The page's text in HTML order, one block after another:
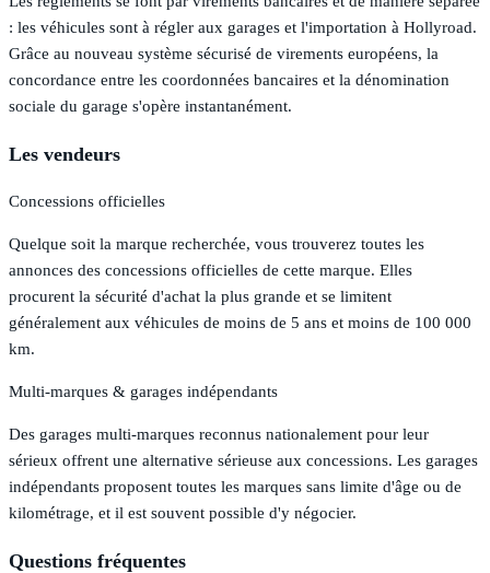
: les véhicules sont à régler aux garages et l'importation à Hollyroad.
Grâce au nouveau système sécurisé de virements européens, la
concordance entre les coordonnées bancaires et la dénomination
sociale du garage s'opère instantanément.
Les vendeurs
Concessions officielles
Quelque soit la marque recherchée, vous trouverez toutes les
annonces des concessions officielles de cette marque. Elles
procurent la sécurité d'achat la plus grande et se limitent
généralement aux véhicules de moins de 5 ans et moins de 100 000
km.
Multi-marques & garages indépendants
Des garages multi-marques reconnus nationalement pour leur
sérieux offrent une alternative sérieuse aux concessions. Les garages
indépendants proposent toutes les marques sans limite d'âge ou de
kilométrage, et il est souvent possible d'y négocier.
Questions fréquentes